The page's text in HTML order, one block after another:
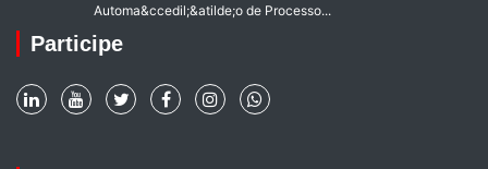
Automa&ccedil;&atilde;o de Processo...
Participe